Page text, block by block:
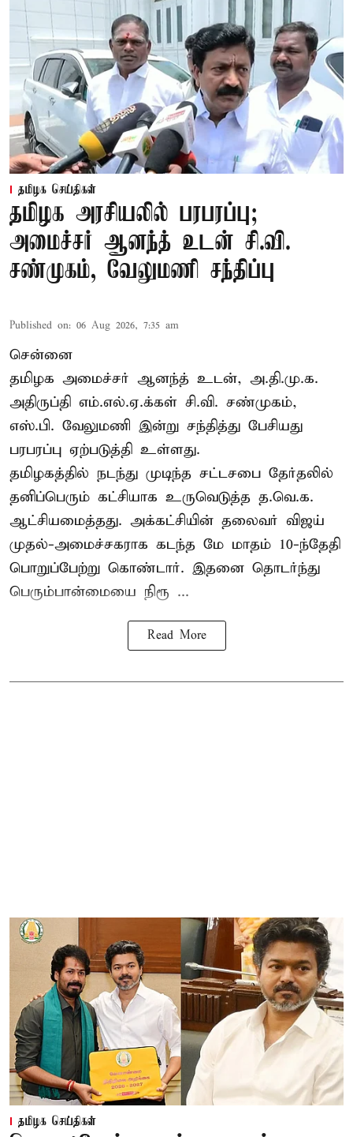
தமிழக செய்திகள்
தமிழக அரசியலில் பரபரப்பு;
அமைச்சர் ஆனந்த் உடன் சி.வி.
சண்முகம், வேலுமணி சந்திப்பு
Published on: 06 Aug 2026, 7:35 am
சென்னை
தமிழக அமைச்சர் ஆனந்த் உடன், அ.தி.மு.க.
அதிருப்தி எம்.எல்.ஏ.க்கள் சி.வி. சண்முகம்,
எஸ்.பி. வேலுமணி இன்று சந்தித்து பேசியது
பரபரப்பு ஏற்படுத்தி உள்ளது.
தமிழகத்தில் நடந்து முடிந்த சட்டசபை தேர்தலில்
தனிப்பெரும் கட்சியாக உருவெடுத்த த.வெ.க.
ஆட்சியமைத்தது. அக்கட்சியின் தலைவர் விஜய்
முதல்-அமைச்சகராக கடந்த மே மாதம் 10-ந்தேதி
பொறுப்பேற்று கொண்டார். இதனை தொடர்ந்து
பெரும்பான்மையை நிரூ ...
Read More
தமிழக செய்திகள்